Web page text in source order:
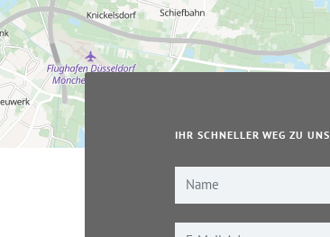
IHR SCHNELLER WEG ZU UNS